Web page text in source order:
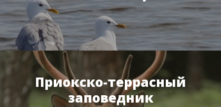
Приокско-террасный
заповедник